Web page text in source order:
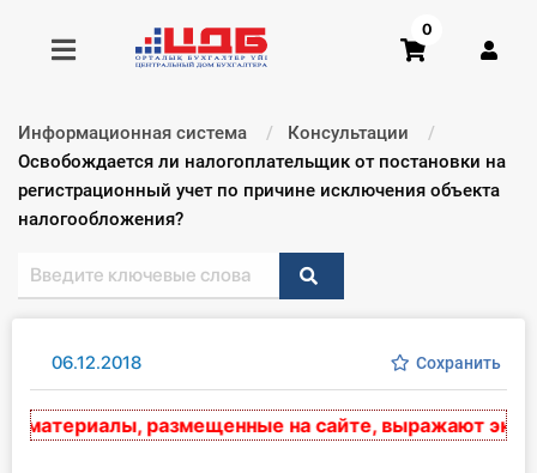
Получить консультацию
Купить доступ
Главная ИС
Консультации
0
Информационная система
Консультации
Текущий:
Освобождается ли налогоплательщик от постановки на
регистрационный учет по причине исключения объекта
налогообложения?
06.12.2018 Сохранить
размещенные на сайте, выражают